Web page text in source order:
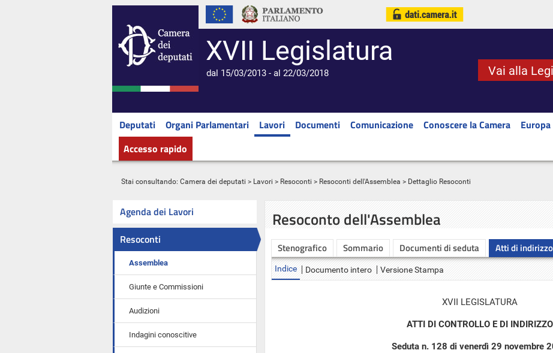
XVII Legislatura
dal 15/03/2013 - al 22/03/2018 Vai alla
Deputati Organi Parlamentari Lavori Documenti Comunicazione Conoscere la Camera Europa
Accesso rapido
Stai consultando: Camera dei deputati > Lavori > Resoconti > Resoconti dell'Assemblea > Dettaglio Resoconti
Agenda dei Lavori
Resoconti
Assemblea
Giunte e Commissioni
Audizioni
Indagini conoscitive
Resoconto dell'Assemblea
Stenografico Sommario Documenti di seduta Atti di
Indice Documento intero Versione Stampa
XVII LEGISLATURA
ATTI DI CONTROLLO E DI INDIRIZZO
Seduta n. 128 di venerdì 29 novembre